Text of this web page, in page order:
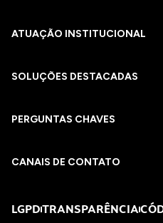
ATUAÇÃO INSTITUCIONAL
SOLUÇÕES DESTACADAS
PERGUNTAS CHAVES​
CANAIS DE CONTATO
LGPDTRANSPARÊNCIA